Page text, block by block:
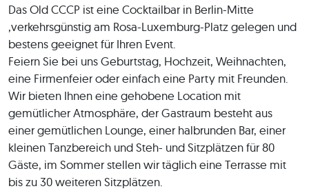
Das Old CCCP ist eine Cocktailbar in Berlin-Mitte
,verkehrsgünstig am Rosa-Luxemburg-Platz gelegen und
bestens geeignet für Ihren Event.
Feiern Sie bei uns Geburtstag, Hochzeit, Weihnachten,
eine Firmenfeier oder einfach eine Party mit Freunden.
Wir bieten Ihnen eine gehobene Location mit
gemütlicher Atmosphäre, der Gastraum besteht aus
einer gemütlichen Lounge, einer halbrunden Bar, einer
kleinen Tanzbereich und Steh- und Sitzplätzen für 80
Gäste, im Sommer stellen wir täglich eine Terrasse mit
bis zu 30 weiteren Sitzplätzen.